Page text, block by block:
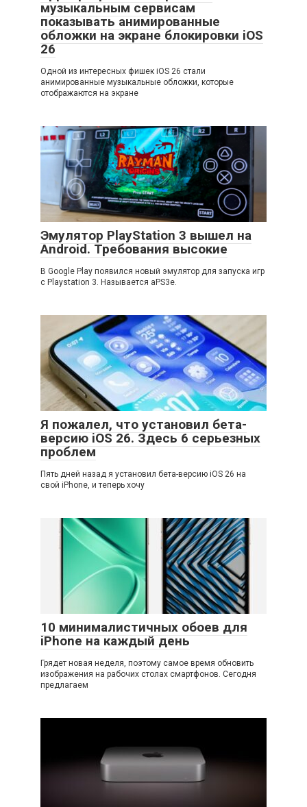
музыкальным сервисам
показывать анимированные
обложки на экране блокировки iOS
26
Одной из интересных фишек iOS 26 стали
анимированные музыкальные обложки, которые
отображаются на экране
Эмулятор PlayStation 3 вышел на
Android. Требования высокие
В Google Play появился новый эмулятор для запуска игр
с Playstation 3. Называется aPS3e.
Я пожалел, что установил бета-
версию iOS 26. Здесь 6 серьезных
проблем
Пять дней назад я установил бета-версию iOS 26 на
свой iPhone, и теперь хочу
10 минималистичных обоев для
iPhone на каждый день
Грядет новая неделя, поэтому самое время обновить
изображения на рабочих столах смартфонов. Сегодня
предлагаем